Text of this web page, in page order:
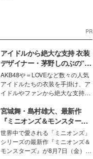
PR
アイドルから絶大な支持 衣装
デザイナー・茅野しのぶの“可
愛い”を作る美学＜「シチズン
クロスシー」インタビュー＞
AKB48や＝LOVEなど数々の人気
アイドルたちの衣装を手掛け、ア
イドルやファンから絶大な支持を
取締役兼クリエイティブディレク
ター・茅野しのぶ。一人ひとりの
個性に寄り添い、魅力を引き出す
衣装作りは、多くの女性たちに勇
気と自信を与え続けている。
宮城舞・島村雄大、最新作
『ミニオンズ＆モンスター
ズ』の魅力熱弁 ハチャメチャ
だけじゃない“友情と絆”に感
動
世界中で愛される「ミニオンズ」
シリーズの最新作『ミニオンズ＆
モンスターズ』が8月7日（金）に